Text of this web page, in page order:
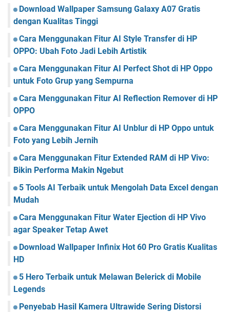
Download Wallpaper Samsung Galaxy A07 Gratis
dengan Kualitas Tinggi
Cara Menggunakan Fitur AI Style Transfer di HP
OPPO: Ubah Foto Jadi Lebih Artistik
Cara Menggunakan Fitur AI Perfect Shot di HP Oppo
untuk Foto Grup yang Sempurna
Cara Menggunakan Fitur AI Reflection Remover di HP
OPPO
Cara Menggunakan Fitur AI Unblur di HP Oppo untuk
Foto yang Lebih Jernih
Cara Menggunakan Fitur Extended RAM di HP Vivo:
Bikin Performa Makin Ngebut
5 Tools AI Terbaik untuk Mengolah Data Excel dengan
Mudah
Cara Menggunakan Fitur Water Ejection di HP Vivo
agar Speaker Tetap Awet
Download Wallpaper Infinix Hot 60 Pro Gratis Kualitas
HD
5 Hero Terbaik untuk Melawan Belerick di Mobile
Legends
Penyebab Hasil Kamera Ultrawide Sering Distorsi